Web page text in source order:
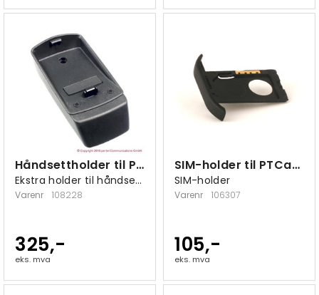
Håndsettholder til PTCarPhone 5 og 6
Ekstra holder til håndsettet HA59
Varenr 108228
325,-
eks. mva
SIM-holder til PTCarPhone
SIM-holder
Varenr 106307
105,-
eks. mva